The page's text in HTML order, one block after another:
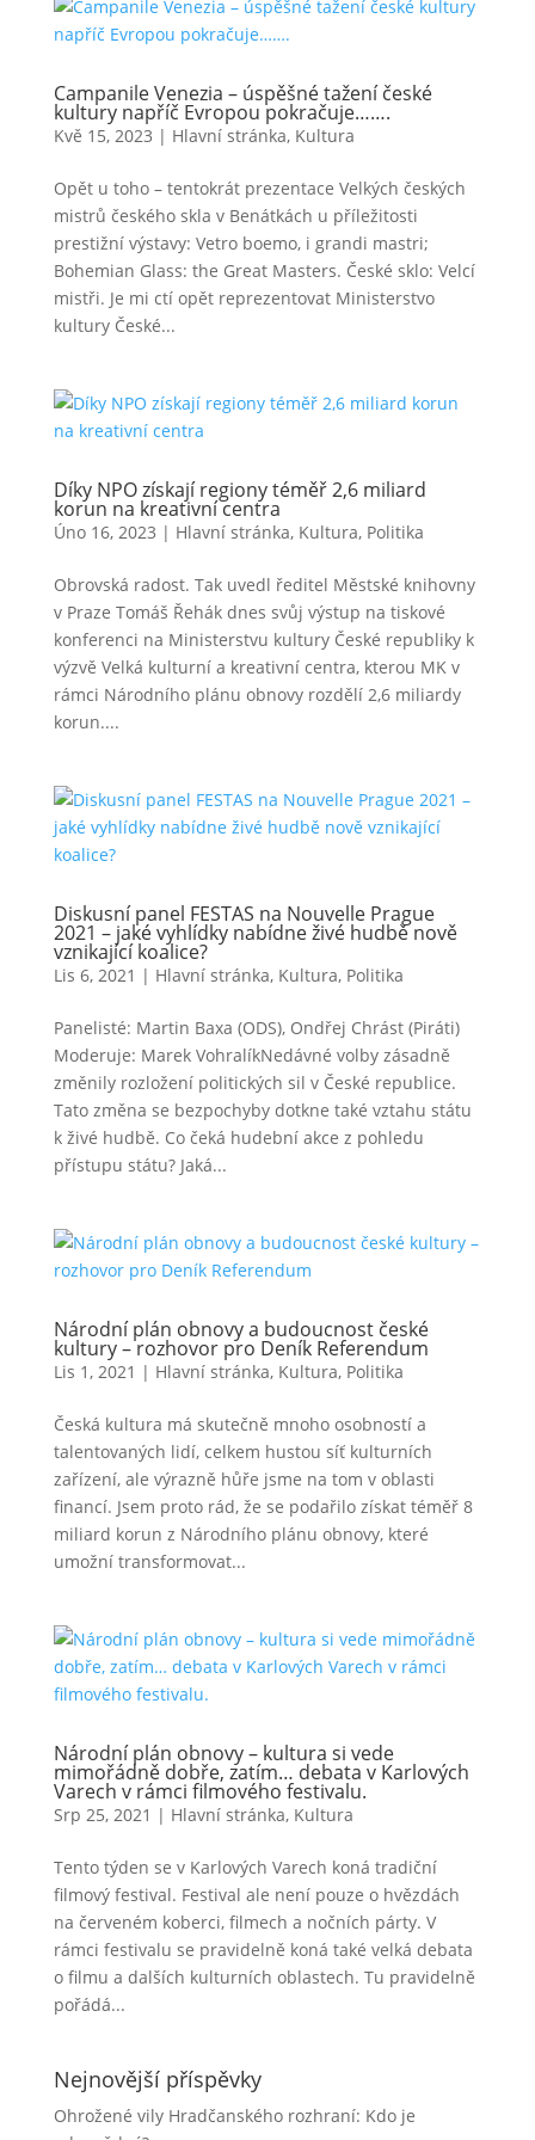
Campanile Venezia – úspěšné tažení české
kultury napříč Evropou pokračuje…….
Kvě 15, 2023 | Hlavní stránka, Kultura
Opět u toho – tentokrát prezentace Velkých českých
mistrů českého skla v Benátkách u příležitosti
prestižní výstavy: Vetro boemo, i grandi mastri;
Bohemian Glass: the Great Masters. České sklo: Velcí
mistři. Je mi ctí opět reprezentovat Ministerstvo
kultury České...
Díky NPO získají regiony téměř 2,6 miliard
korun na kreativní centra
Úno 16, 2023 | Hlavní stránka, Kultura, Politika
Obrovská radost. Tak uvedl ředitel Městské knihovny
v Praze Tomáš Řehák dnes svůj výstup na tiskové
konferenci na Ministerstvu kultury České republiky k
výzvě Velká kulturní a kreativní centra, kterou MK v
rámci Národního plánu obnovy rozdělí 2,6 miliardy
korun....
Diskusní panel FESTAS na Nouvelle Prague
2021 – jaké vyhlídky nabídne živé hudbě nově
vznikající koalice?
Lis 6, 2021 | Hlavní stránka, Kultura, Politika
Panelisté: Martin Baxa (ODS), Ondřej Chrást (Piráti)
Moderuje: Marek VohralíkNedávné volby zásadně
změnily rozložení politických sil v České republice.
Tato změna se bezpochyby dotkne také vztahu státu
k živé hudbě. Co čeká hudební akce z pohledu
přístupu státu? Jaká...
Národní plán obnovy a budoucnost české
kultury – rozhovor pro Deník Referendum
Lis 1, 2021 | Hlavní stránka, Kultura, Politika
Česká kultura má skutečně mnoho osobností a
talentovaných lidí, celkem hustou síť kulturních
zařízení, ale výrazně hůře jsme na tom v oblasti
financí. Jsem proto rád, že se podařilo získat téměř 8
miliard korun z Národního plánu obnovy, které
umožní transformovat...
Národní plán obnovy – kultura si vede
mimořádně dobře, zatím… debata v Karlových
Varech v rámci filmového festivalu.
Srp 25, 2021 | Hlavní stránka, Kultura
Tento týden se v Karlových Varech koná tradiční
filmový festival. Festival ale není pouze o hvězdách
na červeném koberci, filmech a nočních párty. V
rámci festivalu se pravidelně koná také velká debata
o filmu a dalších kulturních oblastech. Tu pravidelně
pořádá...
Nejnovější příspěvky
Ohrožené vily Hradčanského rozhraní: Kdo je